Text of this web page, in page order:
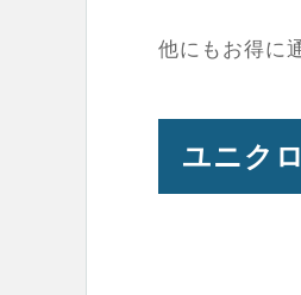
他にもお得に
ユニク